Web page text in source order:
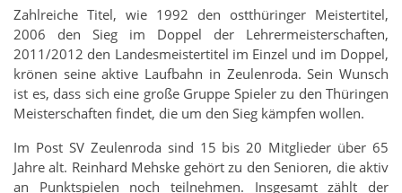
Zahlreiche Titel, wie 1992 den ostthüringer Meistertitel,
2006 den Sieg im Doppel der Lehrermeisterschaften,
2011/2012 den Landesmeistertitel im Einzel und im Doppel,
krönen seine aktive Laufbahn in Zeulenroda. Sein Wunsch
ist es, dass sich eine große Gruppe Spieler zu den Thüringen
Meisterschaften findet, die um den Sieg kämpfen wollen.
Im Post SV Zeulenroda sind 15 bis 20 Mitglieder über 65
Jahre alt. Reinhard Mehske gehört zu den Senioren, die aktiv
an Punktspielen noch teilnehmen. Insgesamt zählt der